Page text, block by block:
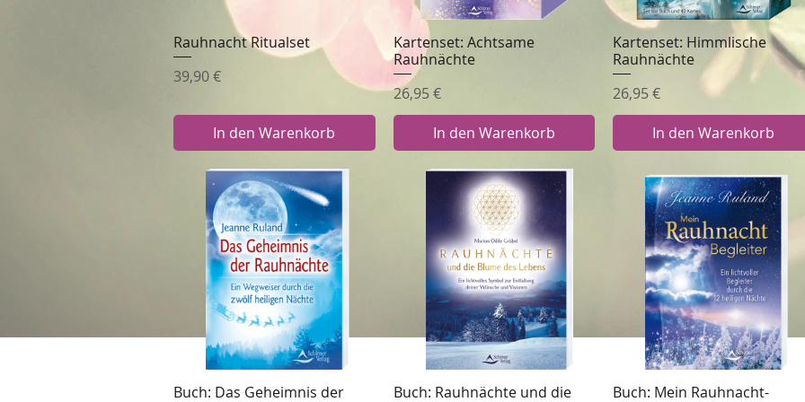
Schnellansicht
Rauhnacht Ritualset
Preis
39,90 €
In den Warenkorb
Schnellansicht
Kartenset: Achtsame
Rauhnächte
Preis
26,95 €
In den Warenkorb
Schnellansicht
Kartenset: Himmlische
Rauhnächte
Preis
26,95 €
In den Warenkorb
Schnellansicht
Buch: Das Geheimnis der
Schnellansicht
Buch: Rauhnächte und die
Schnellansicht
Buch: Mein Rauhnacht-